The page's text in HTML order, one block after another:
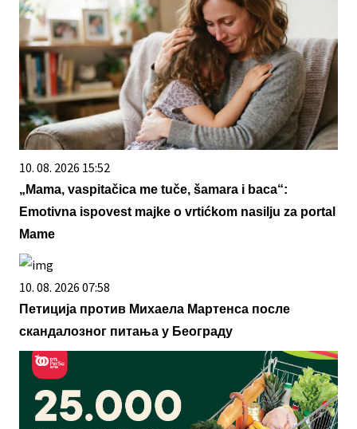
10. 08. 2026 15:52
„Mama, vaspitačica me tuče, šamara i baca“:
Emotivna ispovest majke o vrtićkom nasilju za portal
Mame
10. 08. 2026 07:58
Петиција против Михаела Мартенса после
скандалозног питања у Београду